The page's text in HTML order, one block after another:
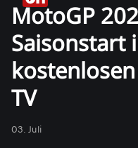
MotoGP
Saisonstart
TV
03. Juli